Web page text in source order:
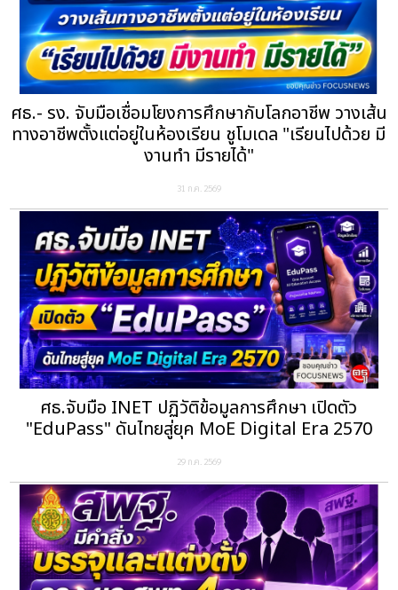
ศธ.- รง. จับมือเชื่อมโยงการศึกษากับโลกอาชีพ วางเส้น
ทางอาชีพตั้งแต่อยู่ในห้องเรียน ชูโมเดล "เรียนไปด้วย มี
งานทำ มีรายได้"
31 ก.ค. 2569
ศธ.จับมือ INET ปฏิวัติข้อมูลการศึกษา เปิดตัว
"EduPass" ดันไทยสู่ยุค MoE Digital Era 2570
29 ก.ค. 2569